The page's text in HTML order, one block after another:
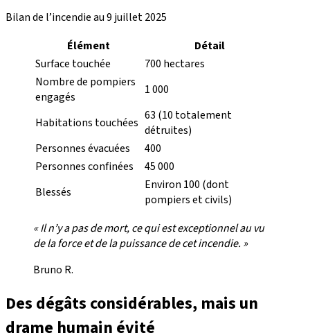
Bilan de l’incendie au 9 juillet 2025
Élément
Détail
Surface touchée
700 hectares
Nombre de pompiers
engagés
1 000
Habitations touchées 63 (10 totalement
détruites)
Personnes évacuées
400
Personnes confinées
45 000
Blessés
Environ 100 (dont
pompiers et civils)
« Il n’y a pas de mort, ce qui est exceptionnel au vu
de la force et de la puissance de cet incendie. »
Bruno R.
Des dégâts considérables, mais un
drame humain évité